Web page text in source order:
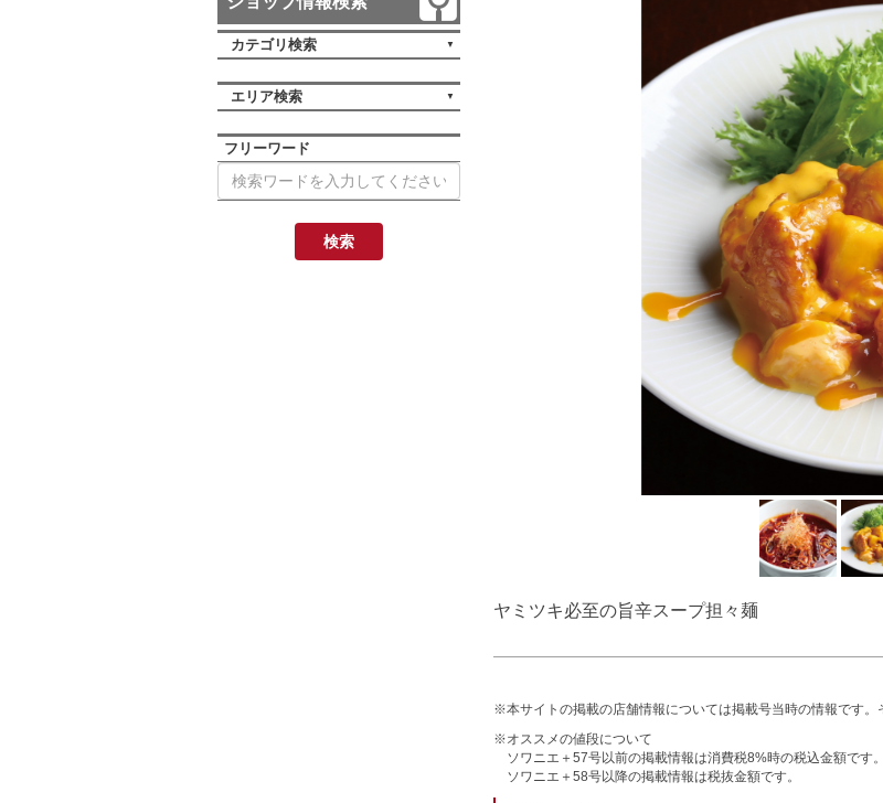
カテゴリ検索
エリア検索
フリーワード
ヤミツキ必至の旨辛スープ担々麺
※本サイトの掲載の店舗情報については掲載号当時の情報です。
※オススメの値段について
ソワニエ＋57号以前の掲載情報は消費税8%時の税込金額です。
ソワニエ＋58号以降の掲載情報は税抜金額です。